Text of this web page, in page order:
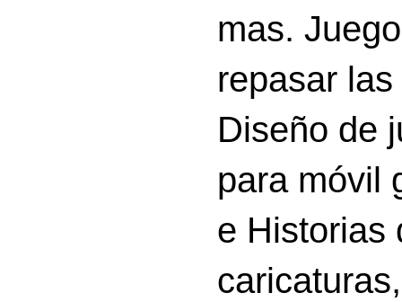
mas.
repasar
Diseño de
para móvil
e Historias